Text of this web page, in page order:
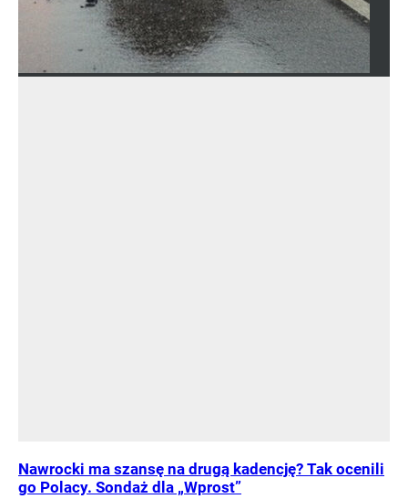
Nawrocki ma szansę na drugą kadencję? Tak ocenili
go Polacy. Sondaż dla „Wprost”